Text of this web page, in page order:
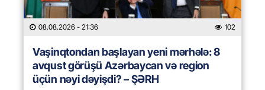
08.08.2026 - 21:36 102
Vaşinqtondan başlayan yeni mərhələ: 8
avqust görüşü Azərbaycan və region
üçün nəyi dəyişdi? – ŞƏRH